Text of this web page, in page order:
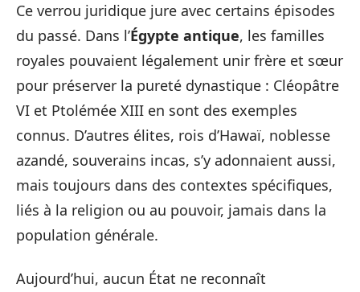
Ce verrou juridique jure avec certains épisodes
du passé. Dans l’Égypte antique, les familles
royales pouvaient légalement unir frère et sœur
pour préserver la pureté dynastique : Cléopâtre
VI et Ptolémée XIII en sont des exemples
connus. D’autres élites, rois d’Hawaï, noblesse
azandé, souverains incas, s’y adonnaient aussi,
mais toujours dans des contextes spécifiques,
liés à la religion ou au pouvoir, jamais dans la
population générale.
Aujourd’hui, aucun État ne reconnaît